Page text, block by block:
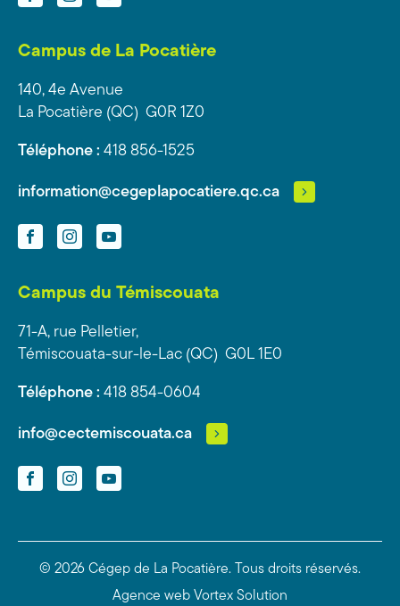
Campus de La Pocatière
140, 4e Avenue
La Pocatière (QC) G0R 1Z0
Téléphone : 418 856-1525
information@cegeplapocatiere.qc.ca
FacebookInstagramYouTube
Campus du Témiscouata
71-A, rue Pelletier,
Témiscouata-sur-le-Lac (QC) G0L 1E0
Téléphone : 418 854-0604
info@cectemiscouata.ca
FacebookInstagramYouTube
© 2026 Cégep de La Pocatière.
Tous droits réservés.
Agence web Vortex Solution